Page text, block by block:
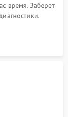
время. Заберет